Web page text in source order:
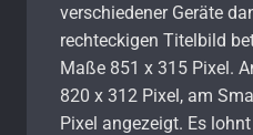
verschiedener Geräte
rechteckigen Titelbild
Maße 851 x 315 Pixel.
820 x 312 Pixel, am
Pixel angezeigt. Es